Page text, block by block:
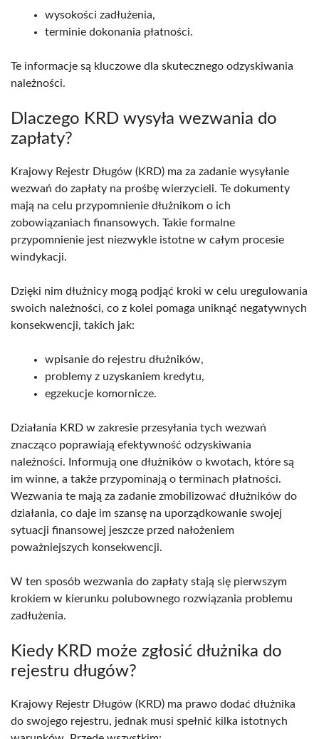
wysokości zadłużenia,
terminie dokonania płatności.
Te informacje są kluczowe dla skutecznego odzyskiwania
należności.
Dlaczego KRD wysyła wezwania do
zapłaty?
Krajowy Rejestr Długów (KRD) ma za zadanie wysyłanie
wezwań do zapłaty na prośbę wierzycieli. Te dokumenty
mają na celu przypomnienie dłużnikom o ich
zobowiązaniach finansowych. Takie formalne
przypomnienie jest niezwykle istotne w całym procesie
windykacji.
Dzięki nim dłużnicy mogą podjąć kroki w celu uregulowania
swoich należności, co z kolei pomaga uniknąć negatywnych
konsekwencji, takich jak:
wpisanie do rejestru dłużników,
problemy z uzyskaniem kredytu,
egzekucje komornicze.
Działania KRD w zakresie przesyłania tych wezwań
znacząco poprawiają efektywność odzyskiwania
należności. Informują one dłużników o kwotach, które są
im winne, a także przypominają o terminach płatności.
Wezwania te mają za zadanie zmobilizować dłużników do
działania, co daje im szansę na uporządkowanie swojej
sytuacji finansowej jeszcze przed nałożeniem
poważniejszych konsekwencji.
W ten sposób wezwania do zapłaty stają się pierwszym
krokiem w kierunku polubownego rozwiązania problemu
zadłużenia.
Kiedy KRD może zgłosić dłużnika do
rejestru długów?
Krajowy Rejestr Długów (KRD) ma prawo dodać dłużnika
do swojego rejestru, jednak musi spełnić kilka istotnych